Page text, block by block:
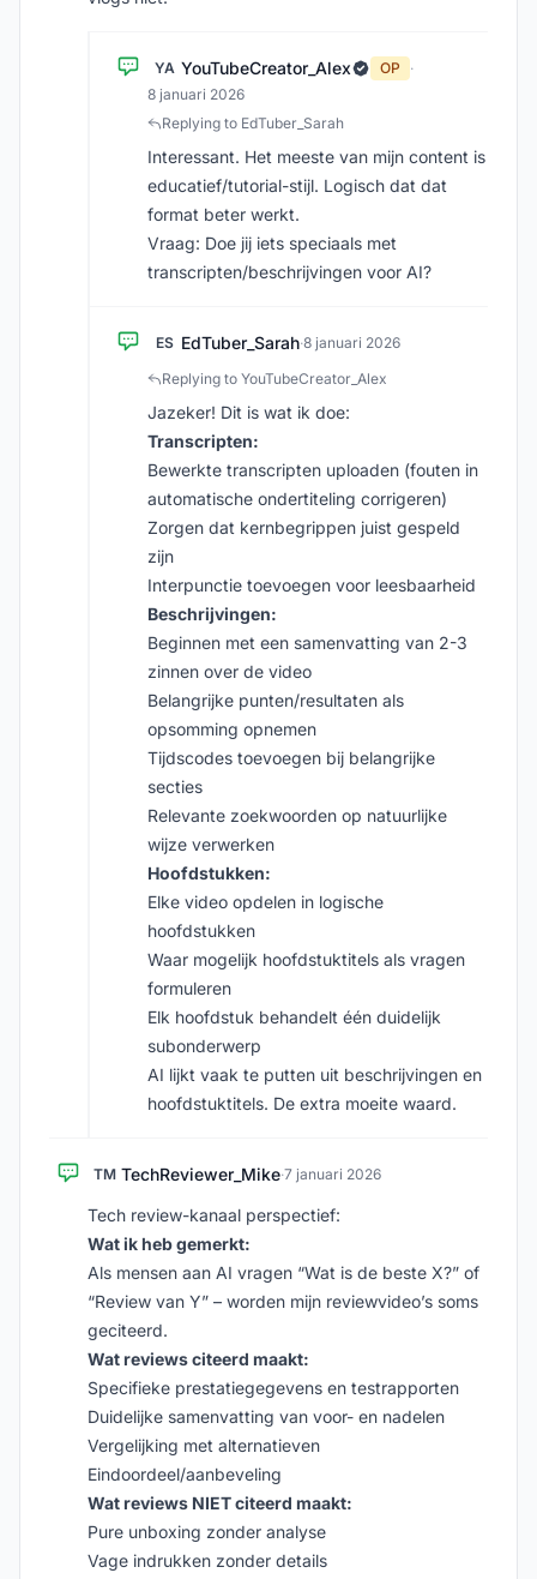
YA YouTubeCreator_Alex OP
·
8 januari 2026
Replying to EdTuber_Sarah
Interessant. Het meeste van mijn content is
educatief/tutorial-stijl. Logisch dat dat
format beter werkt.
Vraag: Doe jij iets speciaals met
transcripten/beschrijvingen voor AI?
ES EdTuber_Sarah·8 januari 2026
Replying to YouTubeCreator_Alex
Jazeker! Dit is wat ik doe:
Transcripten:
Bewerkte transcripten uploaden (fouten in
automatische ondertiteling corrigeren)
Zorgen dat kernbegrippen juist gespeld
zijn
Interpunctie toevoegen voor leesbaarheid
Beschrijvingen:
Beginnen met een samenvatting van 2-3
zinnen over de video
Belangrijke punten/resultaten als
opsomming opnemen
Tijdscodes toevoegen bij belangrijke
secties
Relevante zoekwoorden op natuurlijke
wijze verwerken
Hoofdstukken:
Elke video opdelen in logische
hoofdstukken
Waar mogelijk hoofdstuktitels als vragen
formuleren
Elk hoofdstuk behandelt één duidelijk
subonderwerp
AI lijkt vaak te putten uit beschrijvingen en
hoofdstuktitels. De extra moeite waard.
TM TechReviewer_Mike·7 januari 2026
Tech review-kanaal perspectief:
Wat ik heb gemerkt:
Als mensen aan AI vragen “Wat is de beste X?” of
“Review van Y” – worden mijn reviewvideo’s soms
geciteerd.
Wat reviews citeerd maakt:
Specifieke prestatiegegevens en testrapporten
Duidelijke samenvatting van voor- en nadelen
Vergelijking met alternatieven
Eindoordeel/aanbeveling
Wat reviews NIET citeerd maakt:
Pure unboxing zonder analyse
Vage indrukken zonder details